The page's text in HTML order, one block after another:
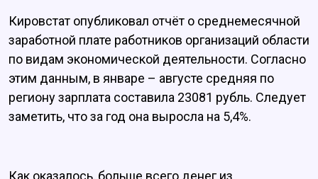
Кировстат опубликовал отчёт о среднемесячной
заработной плате работников организаций области
по видам экономической деятельности. Согласно
этим данным, в январе – августе средняя по
региону зарплата составила 23081 рубль. Следует
заметить, что за год она выросла на 5,4%.